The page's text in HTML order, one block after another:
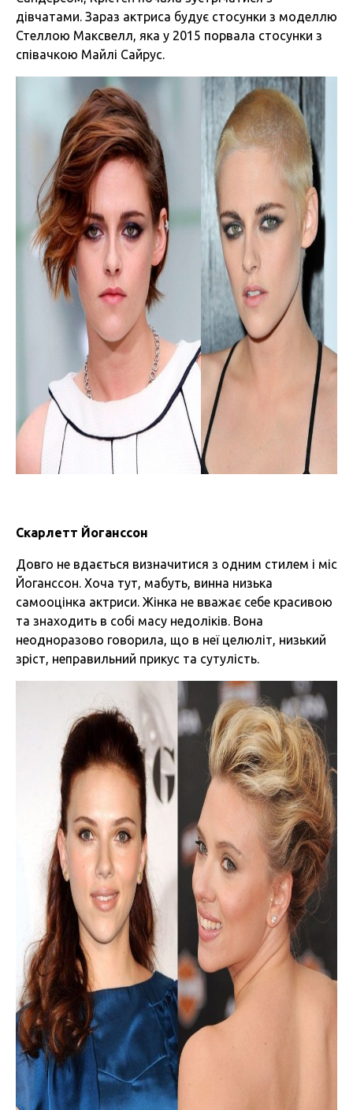
дівчатами. Зараз актриса будує стосунки з моделлю
Стеллою Максвелл, яка у 2015 порвала стосунки з
співачкою Майлі Сайрус.
Скарлетт Йоганссон
Довго не вдається визначитися з одним стилем і міс
Йоганссон. Хоча тут, мабуть, винна низька
самооцінка актриси. Жінка не вважає себе красивою
та знаходить в собі масу недоліків. Вона
неодноразово говорила, що в неї целюліт, низький
зріст, неправильний прикус та сутулість.